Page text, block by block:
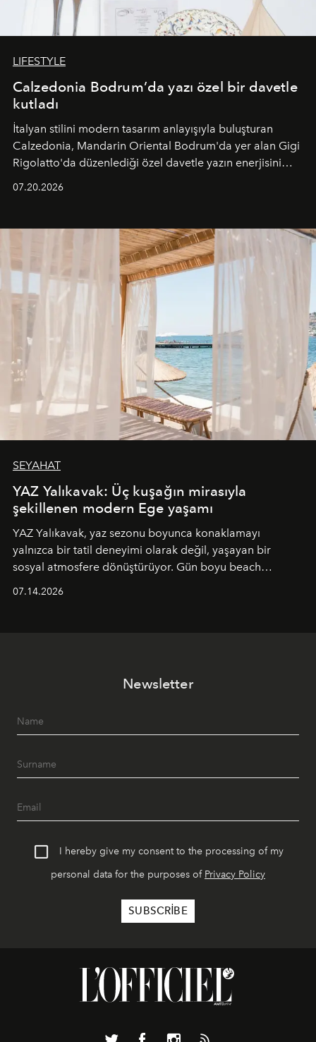
LIFESTYLE
Calzedonia Bodrum’da yazı özel bir davetle
kutladı
İtalyan stilini modern tasarım anlayışıyla buluşturan
Calzedonia, Mandarin Oriental Bodrum'da yer alan Gigi
Rigolatto'da düzenlediği özel davetle yazın enerjisini
07.20.2026
SEYAHAT
YAZ Yalıkavak: Üç kuşağın mirasıyla
şekillenen modern Ege yaşamı
YAZ Yalıkavak, yaz sezonu boyunca konaklamayı
yalnızca bir tatil deneyimi olarak değil, yaşayan bir
sosyal atmosfere dönüştürüyor. Gün boyu beach
geceye taşıyarak her hafta farklı bir deneyim sunuyor.
07.14.2026
Newsletter
I hereby give my consent to the processing of my
personal data for the purposes of Privacy Policy